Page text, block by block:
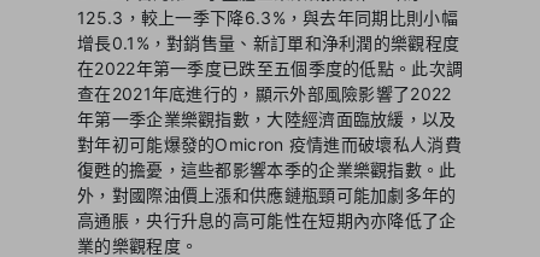
125.3，較上一季下降6.3%，與去年同期比則小幅
增長0.1%，對銷售量、新訂單和浄利潤的樂觀程度
在2022年第一季度已跌至五個季度的低點。此次調
查在2021年底進行的，顯示外部風險影響了2022
年第一季企業樂觀指數，大陸經濟面臨放緩，以及
對年初可能爆發的Omicron 疫情進而破壞私人消費
復甦的擔憂，這些都影響本季的企業樂觀指數。此
外，對國際油價上漲和供應鏈瓶頸可能加劇多年的
高通脹，央行升息的高可能性在短期內亦降低了企
業的樂觀程度。